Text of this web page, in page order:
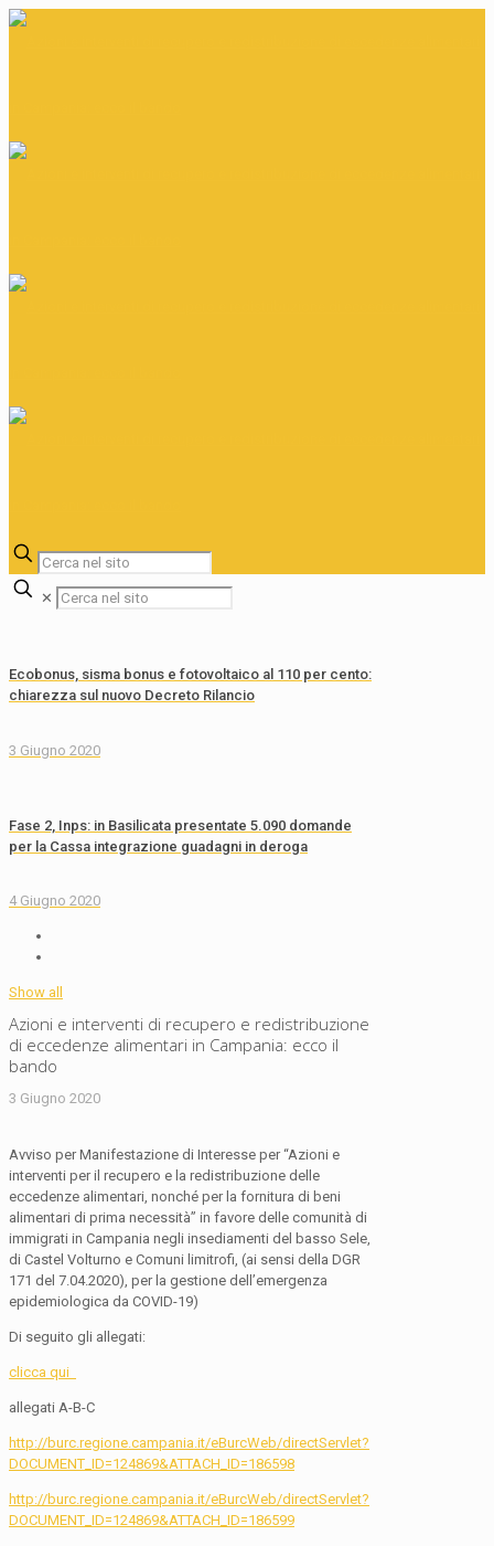
✕
Ecobonus, sisma bonus e fotovoltaico al 110 per cento:
chiarezza sul nuovo Decreto Rilancio
3 Giugno 2020
Fase 2, Inps: in Basilicata presentate 5.090 domande
per la Cassa integrazione guadagni in deroga
4 Giugno 2020
Show all
Azioni e interventi di recupero e redistribuzione
di eccedenze alimentari in Campania: ecco il
bando
3 Giugno 2020
Avviso per Manifestazione di Interesse per “Azioni e
interventi per il recupero e la redistribuzione delle
eccedenze alimentari, nonché per la fornitura di beni
alimentari di prima necessità” in favore delle comunità di
immigrati in Campania negli insediamenti del basso Sele,
di Castel Volturno e Comuni limitrofi, (ai sensi della DGR
171 del 7.04.2020), per la gestione dell’emergenza
epidemiologica da COVID-19)
Di seguito gli allegati:
clicca qui
allegati A-B-C
http://burc.regione.campania.it/eBurcWeb/directServlet?
DOCUMENT_ID=124869&ATTACH_ID=186598
http://burc.regione.campania.it/eBurcWeb/directServlet?
DOCUMENT_ID=124869&ATTACH_ID=186599